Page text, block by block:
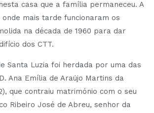
casa que a família permaneceu. A
onde mais tarde funcionaram os
na década de 1960 para dar
dos CTT.
Santa Luzia foi herdada por uma das
Ana Emília de Araújo Martins da
que contraiu matrimónio com o seu
Ribeiro José de Abreu, senhor da